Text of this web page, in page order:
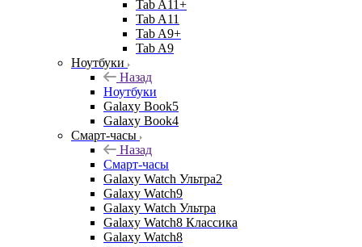
Tab A11+
Tab A11
Tab A9+
Tab A9
Ноутбуки
Назад
Ноутбуки
Galaxy Book5
Galaxy Book4
Смарт-часы
Назад
Смарт-часы
Galaxy Watch Ультра2
Galaxy Watch9
Galaxy Watch Ультра
Galaxy Watch8 Классика
Galaxy Watch8